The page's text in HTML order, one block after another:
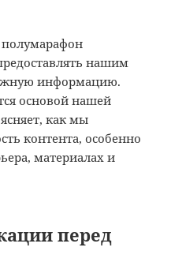
полумарафон
нашим
информацию.
основой нашей
как мы
контента, особенно
материалах и
перед